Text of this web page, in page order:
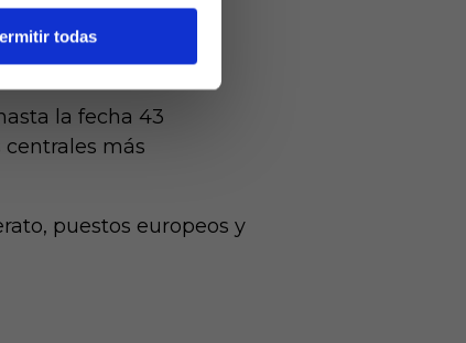
todas
posiciones en las
11
la fecha 43
centrales más
puestos europeos y